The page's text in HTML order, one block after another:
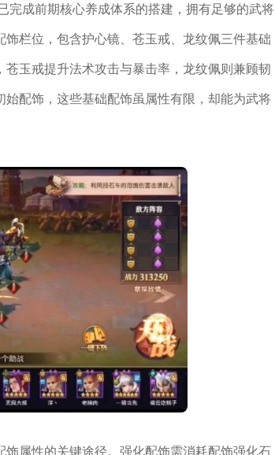
完成前期核心养成体系的搭建，拥有足够的武将
栏位，包含护心镜、苍玉戒、龙纹佩三件基础
玉戒提升法术攻击与暴击率，龙纹佩则兼顾韧
配饰，这些基础配饰虽属性有限，却能为武将
属性的关键途径。强化配饰需消耗配饰强化石